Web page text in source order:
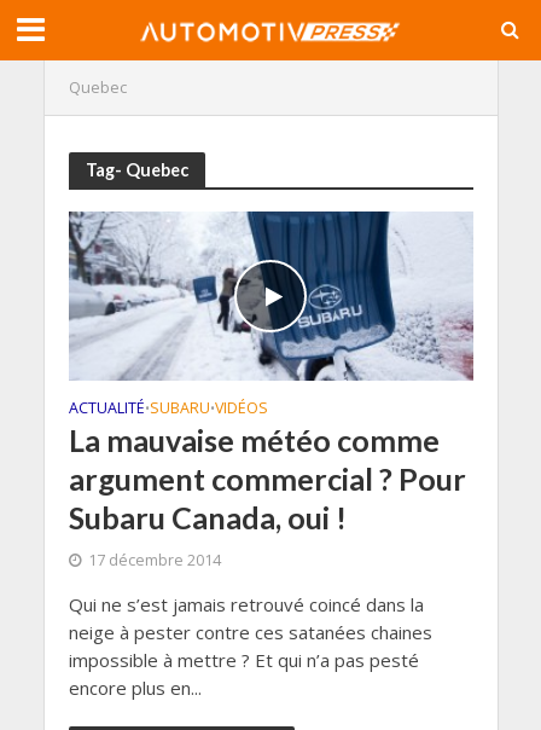
Quebec
Tag- Quebec
ACTUALITÉ•SUBARU•VIDÉOS
La mauvaise météo comme
argument commercial ? Pour
Subaru Canada, oui !
17 décembre 2014
Qui ne s’est jamais retrouvé coincé dans la
neige à pester contre ces satanées chaines
impossible à mettre ? Et qui n’a pas pesté
encore plus en...